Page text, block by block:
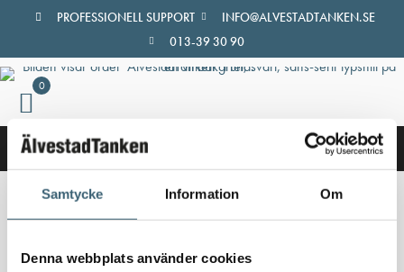
Samtycke Information Om
Denna webbplats använder cookies
Hoppa
innehåll
PROFESSIONELL SUPPORT
INFO@ALVESTADTANKEN.SE
013-39 30 90
0